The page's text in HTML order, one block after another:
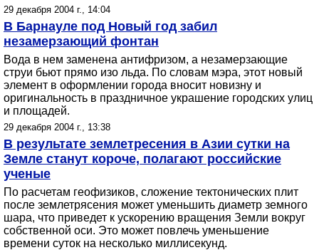
29 декабря 2004 г., 14:04
В Барнауле под Новый год забил
незамерзающий фонтан
Вода в нем заменена антифризом, а незамерзающие
струи бьют прямо изо льда. По словам мэра, этот новый
элемент в оформлении города вносит новизну и
оригинальность в праздничное украшение городских улиц
и площадей.
29 декабря 2004 г., 13:38
В результате землетресения в Азии сутки на
Земле станут короче, полагают российские
ученые
По расчетам геофизиков, сложение тектонических плит
после землетрясения может уменьшить диаметр земного
шара, что приведет к ускорению вращения Земли вокруг
собственной оси. Это может повлечь уменьшение
времени суток на несколько миллисекунд.